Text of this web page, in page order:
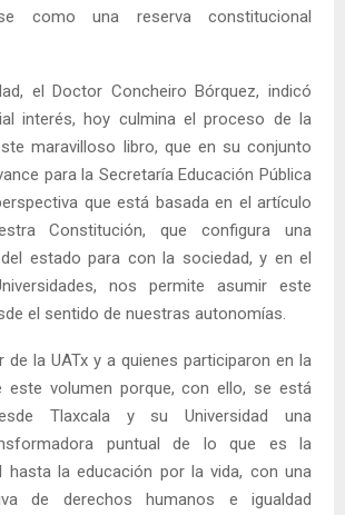
como una reserva constitucional
el Doctor Concheiro Bórquez, indicó
interés, hoy culmina el proceso de la
maravilloso libro, que en su conjunto
para la Secretaría Educación Pública
que está basada en el artículo
Constitución, que configura una
estado para con la sociedad, y en el
nos permite asumir este
el sentido de nuestras autonomías.
de la UATx y a quienes participaron en la
este volumen porque, con ello, se está
Tlaxcala y su Universidad una
puntual de lo que es la
hasta la educación por la vida, con una
de derechos humanos e igualdad